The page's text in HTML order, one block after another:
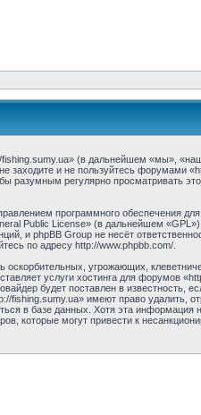
(в дальнейшем «мы»,
заходите и не пользуйтесь форумами
разумным регулярно просматривать
программного обеспечения
Public License» (в дальнейшем
и phpBB Group не несёт
по адресу http://www.phpbb.com/.
оскорбительных, угрожающих,
услуги хостинга для форумов
будет поставлен в известность,
fishing.sumy.ua» имеют право удалить,
в базе данных. Хотя эта информация
которые могут привести к